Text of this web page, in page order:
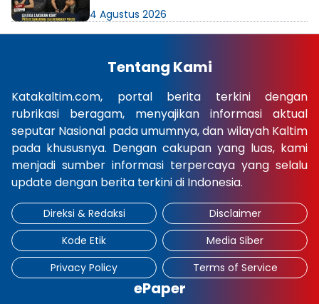
4 Agustus 2026
Tentang Kami
Katakaltim.com, portal berita terkini dengan
rubrikasi beragam, menyajikan informasi aktual
seputar Nasional pada umumnya, dan wilayah Kaltim
pada khususnya. Dengan cakupan yang luas, kami
menjadi sumber informasi terpercaya yang selalu
update dengan berita terkini di Indonesia.
Direksi & Redaksi
Disclaimer
Kode Etik
Media Siber
Privacy Policy
Terms of Service
ePaper